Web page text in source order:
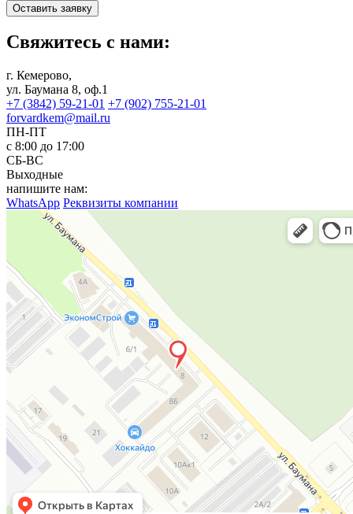
Оставить заявку
Свяжитесь с нами:
г. Кемерово,
ул. Баумана 8, оф.1
+7 (3842) 59-21-01 +7 (902) 755-21-01
forvardkem@mail.ru
ПН-ПТ
с 8:00 до 17:00
СБ-ВС
Выходные
напишите нам:
WhatsApp Реквизиты компании